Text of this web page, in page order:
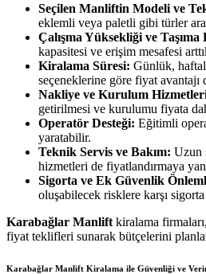
Seçilen Manliftin Modeli ve
eklemli veya paletli gibi türler
Çalışma Yüksekliği ve Taşıma
kapasitesi ve erişim mesafesi
Kiralama Süresi: Günlük,
seçeneklerine göre fiyat avantajı
Nakliye ve Kurulum
getirilmesi ve kurulumu fiyata
Operatör Desteği: Eğitimli
yaratabilir.
Teknik Servis ve Bakım: Uzun
hizmetleri de fiyatlandırmaya
Sigorta ve Ek Güvenlik
oluşabilecek risklere karşı
Karabağlar Manlift kiralama
fiyat teklifleri sunarak bütçelerini
Karabağlar Manlift Kiralama ile Güvenliği ve